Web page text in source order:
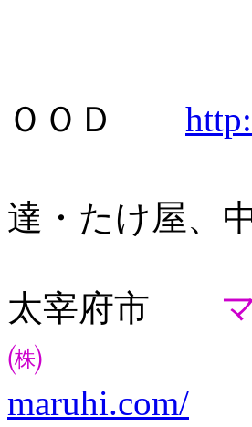
ＯＯＤ
モヒカン
達・たけ屋、
太宰府市
㈱
maruhi.com/